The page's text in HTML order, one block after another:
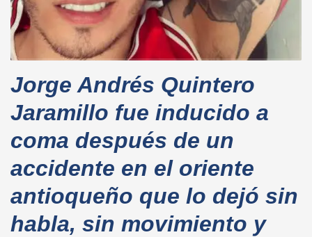
Jorge Andrés Quintero
Jaramillo fue inducido a
coma después de un
accidente en el oriente
antioqueño que lo dejó sin
habla, sin movimiento y